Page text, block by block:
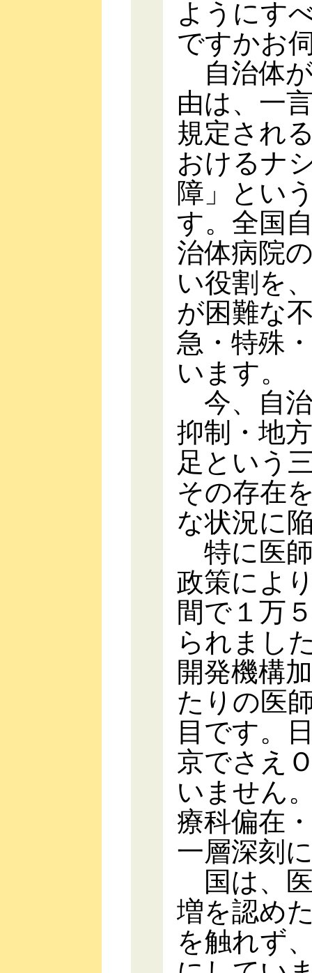
ようにす
ですかお
自治体
由は、一
規定され
おけるナ
障」とい
す。全国
治体病院
い役割を
が困難な
急・特殊
います。
今、自
抑制・地
足という
その存在
な状況に
特に医
政策によ
間で１万
られまし
開発機構
たりの医
目です。
京でさえ
いません
療科偏在
一層深刻
国は、
増を認め
を触れず